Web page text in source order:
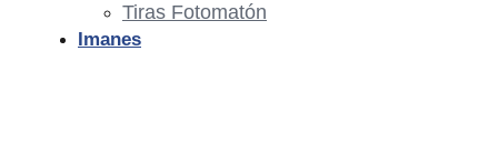
Tiras Fotomatón
Imanes